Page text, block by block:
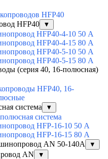
HFP40
HFP40
▼
HFP40-4-10 50 А
HFP40-4-15 80 А
HFP40-5-10 50 А
HFP40-5-15 80 А
(серия 40, 16-полюсная)
HFP40, 16-
система
▼
система
HFP-16-10 50 А
HFP-16-15 80 А
AN 50-140А
▼
AN ▼